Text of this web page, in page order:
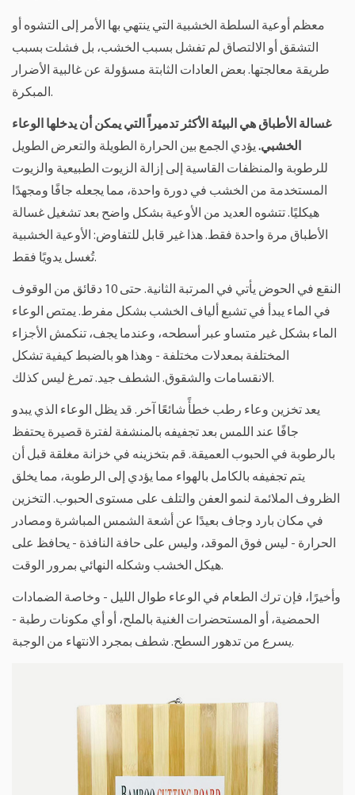
معظم أوعية السلطة الخشبية التي ينتهي بها الأمر إلى التشوه أو
التشقق أو الالتصاق لم تفشل بسبب الخشب، بل فشلت بسبب
طريقة معالجتها. بعض العادات الثابتة مسؤولة عن غالبية الأضرار
المبكرة.
غسالة الأطباق هي البيئة الأكثر تدميراً التي يمكن أن يدخلها الوعاء
الخشبي. يؤدي الجمع بين الحرارة الطويلة والتعرض الطويل
للرطوبة والمنظفات القاسية إلى إزالة الزيوت الطبيعية والزيوت
المستخدمة من الخشب في دورة واحدة، مما يجعله جافًا ومجهدًا
هيكليًا. تتشوه العديد من الأوعية بشكل واضح بعد تشغيل غسالة
الأطباق مرة واحدة فقط. هذا غير قابل للتفاوض: الأوعية الخشبية
تُغسل يدويًا فقط.
النقع في الحوض يأتي في المرتبة الثانية. حتى 10 دقائق من الوقوف
في الماء يبدأ في تشبع ألياف الخشب بشكل مفرط. يمتص الوعاء
الماء بشكل غير متساو عبر أسطحه، وعندما يجف، تنكمش الأجزاء
المختلفة بمعدلات مختلفة - وهذا هو بالضبط كيفية تشكل
الانقسامات والشقوق. الشطف جيد. تمرغ ليس كذلك.
يعد تخزين وعاء رطب خطأً شائعًا آخر. قد يظل الوعاء الذي يبدو
جافًا عند اللمس بعد تجفيفه بالمنشفة لفترة قصيرة يحتفظ
بالرطوبة في الحبوب العميقة. قم بتخزينه في خزانة مغلقة قبل أن
يتم تجفيفه بالكامل بالهواء مما يؤدي إلى الرطوبة، مما يخلق
الظروف الملائمة لنمو العفن والتلف على مستوى الحبوب. التخزين
في مكان بارد وجاف بعيدًا عن أشعة الشمس المباشرة ومصادر
الحرارة - ليس فوق الموقد، وليس على حافة النافذة - يحافظ على
هيكل الخشب وشكله النهائي بمرور الوقت.
وأخيرًا، فإن ترك الطعام في الوعاء طوال الليل - وخاصة الضمادات
الحمضية، أو المستحضرات الغنية بالملح، أو أي مكونات رطبة -
يسرع من تدهور السطح. شطف بمجرد الانتهاء من الوجبة.